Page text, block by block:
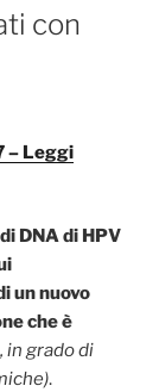
con
– Leggi
DNA di HPV
un nuovo
che è
in grado di
.